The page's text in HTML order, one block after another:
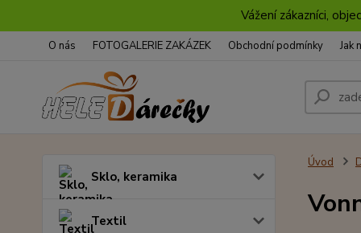
Vážení zákazníci,
O nás FOTOGALERIE ZAKÁZEK Obchodní podmínky Jak
Sklo, keramika
Textil
Úvod